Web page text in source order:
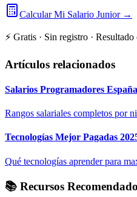
Calcular Mi Salario Junior →
⚡ Gratis · Sin registro ·
Artículos relacionados
Salarios Programadores
Rangos salariales completos por
Tecnologías Mejor Pagadas
Qué tecnologías aprender para
📚 Recursos